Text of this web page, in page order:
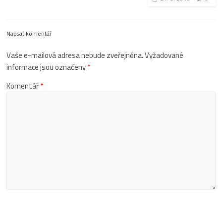
Napsat komentář
Vaše e-mailová adresa nebude zveřejněna.Vyžadované
informace jsou označeny*
Komentář*